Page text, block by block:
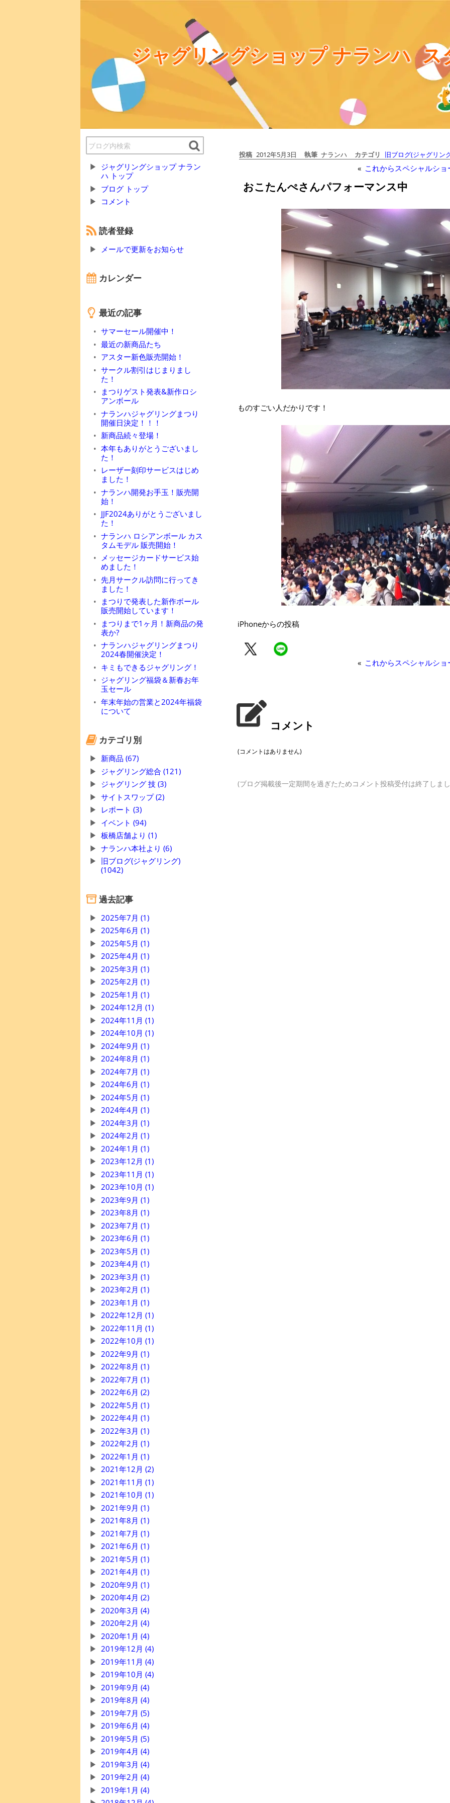
ジャグリングショップ ナランハ ス
ジャグリングショップ ナラン
ハ トップ
ブログ トップ
コメント
読者登録
メールで更新をお知らせ
カレンダー
最近の記事
サマーセール開催中！
最近の新商品たち
アスター新色販売開始！
サークル割引はじまりまし
た！
まつりゲスト発表&新作ロシ
アンボール
ナランハジャグリングまつり
開催日決定！！！
新商品続々登場！
本年もありがとうございまし
た！
レーザー刻印サービスはじめ
ました！
ナランハ開発お手玉！販売開
始！
JJF2024ありがとうございまし
た！
ナランハ ロシアンボール カス
タムモデル 販売開始！
メッセージカードサービス始
めました！
先月サークル訪問に行ってき
ました！
まつりで発表した新作ボール
販売開始しています！
まつりまで1ヶ月！新商品の発
表か?
ナランハジャグリングまつり
2024春開催決定！
キミもできるジャグリング！
ジャグリング福袋＆新春お年
玉セール
年末年始の営業と2024年福袋
について
カテゴリ別
新商品 (67)
ジャグリング総合 (121)
ジャグリング 技 (3)
サイトスワップ (2)
レポート (3)
イベント (94)
板橋店舗より (1)
ナランハ本社より (6)
旧ブログ(ジャグリング)
(1042)
過去記事
2025年7月 (1)
2025年6月 (1)
2025年5月 (1)
2025年4月 (1)
2025年3月 (1)
2025年2月 (1)
2025年1月 (1)
2024年12月 (1)
2024年11月 (1)
2024年10月 (1)
2024年9月 (1)
2024年8月 (1)
2024年7月 (1)
2024年6月 (1)
2024年5月 (1)
2024年4月 (1)
2024年3月 (1)
2024年2月 (1)
2024年1月 (1)
2023年12月 (1)
2023年11月 (1)
2023年10月 (1)
2023年9月 (1)
2023年8月 (1)
2023年7月 (1)
2023年6月 (1)
2023年5月 (1)
2023年4月 (1)
2023年3月 (1)
2023年2月 (1)
2023年1月 (1)
2022年12月 (1)
2022年11月 (1)
2022年10月 (1)
2022年9月 (1)
2022年8月 (1)
2022年7月 (1)
2022年6月 (2)
2022年5月 (1)
2022年4月 (1)
2022年3月 (1)
2022年2月 (1)
2022年1月 (1)
2021年12月 (2)
2021年11月 (1)
2021年10月 (1)
2021年9月 (1)
2021年8月 (1)
2021年7月 (1)
2021年6月 (1)
2021年5月 (1)
2021年4月 (1)
2020年9月 (1)
2020年4月 (2)
2020年3月 (4)
2020年2月 (4)
2020年1月 (4)
2019年12月 (4)
2019年11月 (4)
2019年10月 (4)
2019年9月 (4)
2019年8月 (4)
2019年7月 (5)
2019年6月 (4)
2019年5月 (5)
2019年4月 (4)
2019年3月 (4)
2019年2月 (4)
2019年1月 (4)
投稿 2012年5月3日 執筆 ナランハ カテゴリ 旧ブログ(ジャグリン
« これからスペシャルショ
おこたんぺさんパフォーマンス中
ものすごい人だかりです！
iPhoneからの投稿
« これからスペシャルショ
コメント
(コメントはありません)
(ブログ掲載後一定期間を過ぎたためコメント投稿受付は終了しま